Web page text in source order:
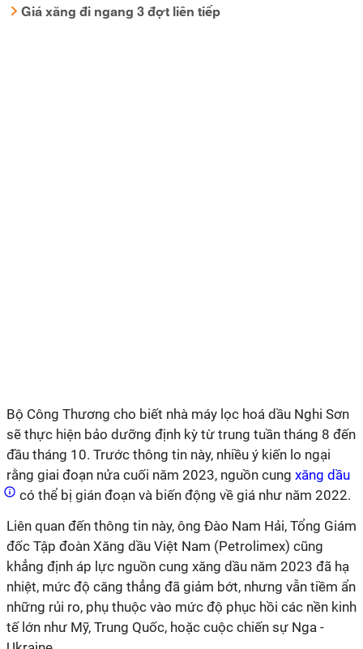
Giá xăng đi ngang 3 đợt liên tiếp
Bộ Công Thương cho biết nhà máy lọc hoá dầu Nghi Sơn
sẽ thực hiện bảo dưỡng định kỳ từ trung tuần tháng 8 đến
đầu tháng 10. Trước thông tin này, nhiều ý kiến lo ngại
rằng giai đoạn nửa cuối năm 2023, nguồn cung xăng dầu
có thể bị gián đoạn và biến động về giá như năm 2022.
Liên quan đến thông tin này, ông Đào Nam Hải, Tổng Giám
đốc Tập đoàn Xăng dầu Việt Nam (Petrolimex) cũng
khẳng định áp lực nguồn cung xăng dầu năm 2023 đã hạ
nhiệt, mức độ căng thẳng đã giảm bớt, nhưng vẫn tiềm ẩn
những rủi ro, phụ thuộc vào mức độ phục hồi các nền kinh
tế lớn như Mỹ, Trung Quốc, hoặc cuộc chiến sự Nga -